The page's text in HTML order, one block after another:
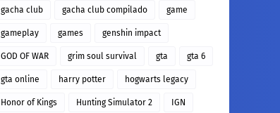
gacha club gacha club compilado game
gameplay games genshin impact
GOD OF WAR grim soul survival gta gta 6
gta online harry potter hogwarts legacy
Honor of Kings Hunting Simulator 2 IGN